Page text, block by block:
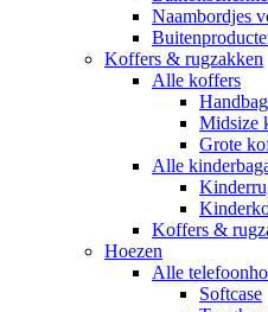
Naambordjes
Koffers & rugzakken
Alle koffers
Midsize
Grote
Alle
Koffers &
Hoezen
Alle
Softcase